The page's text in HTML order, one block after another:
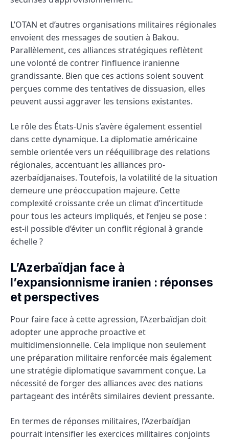
L’OTAN et d’autres organisations militaires régionales
envoient des messages de soutien à Bakou.
Parallèlement, ces alliances stratégiques reflètent
une volonté de contrer l’influence iranienne
grandissante. Bien que ces actions soient souvent
perçues comme des tentatives de dissuasion, elles
peuvent aussi aggraver les tensions existantes.
Le rôle des États-Unis s’avère également essentiel
dans cette dynamique. La diplomatie américaine
semble orientée vers un rééquilibrage des relations
régionales, accentuant les alliances pro-
azerbaïdjanaises. Toutefois, la volatilité de la situation
demeure une préoccupation majeure. Cette
complexité croissante crée un climat d’incertitude
pour tous les acteurs impliqués, et l’enjeu se pose :
est-il possible d’éviter un conflit régional à grande
échelle ?
L’Azerbaïdjan face à
l’expansionnisme iranien : réponses
et perspectives
Pour faire face à cette agression, l’Azerbaïdjan doit
adopter une approche proactive et
multidimensionnelle. Cela implique non seulement
une préparation militaire renforcée mais également
une stratégie diplomatique savamment conçue. La
nécessité de forger des alliances avec des nations
partageant des intérêts similaires devient pressante.
En termes de réponses militaires, l’Azerbaïdjan
pourrait intensifier les exercices militaires conjoints